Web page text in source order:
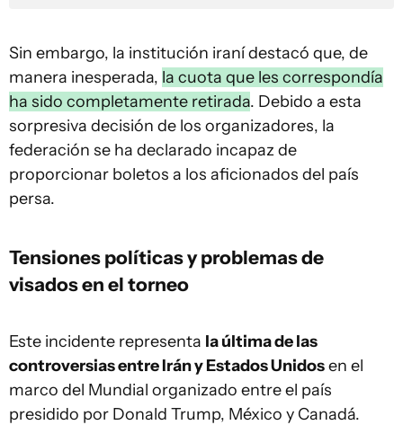
Sin embargo, la institución iraní destacó que, de
manera inesperada, la cuota que les correspondía
ha sido completamente retirada. Debido a esta
sorpresiva decisión de los organizadores, la
federación se ha declarado incapaz de
proporcionar boletos a los aficionados del país
persa.
Tensiones políticas y problemas de
visados en el torneo
Este incidente representa la última de las
controversias entre Irán y Estados Unidosen el
marco del Mundial organizado entre el país
presidido por Donald Trump, México y Canadá.